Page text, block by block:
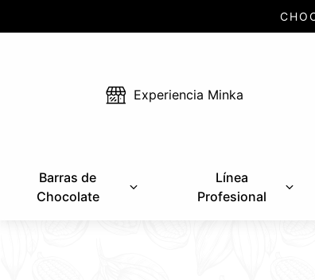
Experiencia Minka
Barras de
Chocolate
Línea
Profesional